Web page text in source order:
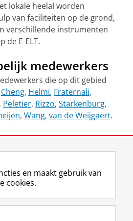
lokale heelal worden
van faciliteiten op de grond,
verschillende instrumenten
de E-ELT.
medewerkers
die op dit gebied
Cheng, Helmi, Fraternali,
, Peletier, Rizzo, Starkenburg,
, Wang, van de Weijgaert.
F
a
L
i
R
S
I
n
Y
o
en maakt gebruik van
cookies.